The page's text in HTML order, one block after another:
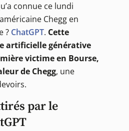
connue ce lundi
Chegg en
? ChatGPT. Cette
artificielle générative
victime en Bourse,
de Chegg, une
par le